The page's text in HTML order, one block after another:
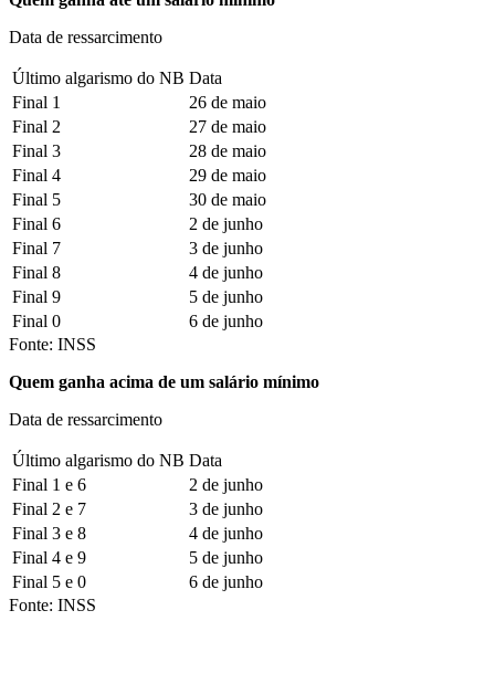
Data de ressarcimento
Último algarismo do NB Data
Final 1
26 de maio
Final 2
27 de maio
Final 3
28 de maio
Final 4
29 de maio
Final 5
30 de maio
Final 6
2 de junho
Final 7
3 de junho
Final 8
4 de junho
Final 9
5 de junho
Final 0
6 de junho
Fonte: INSS
Quem ganha acima de um salário mínimo
Data de ressarcimento
Último algarismo do NB Data
Final 1 e 6
2 de junho
Final 2 e 7
3 de junho
Final 3 e 8
4 de junho
Final 4 e 9
5 de junho
Final 5 e 0
6 de junho
Fonte: INSS